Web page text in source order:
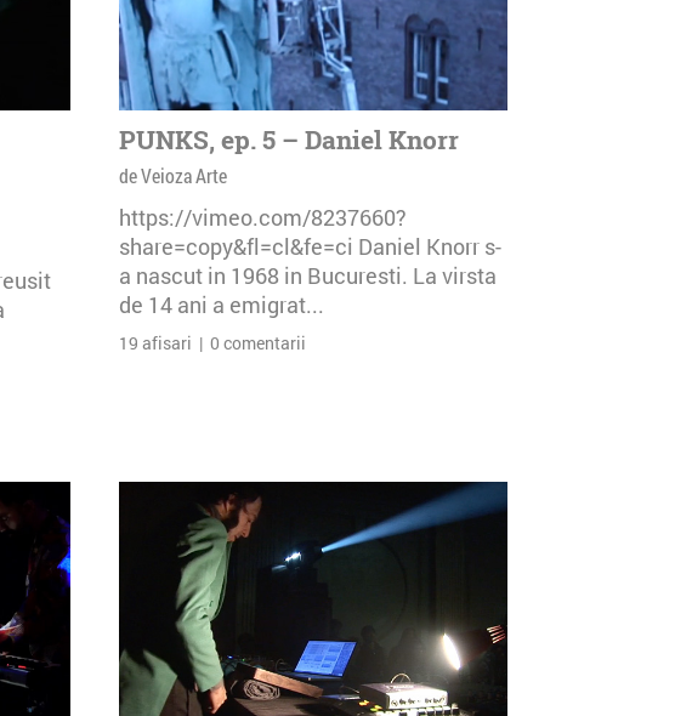
PUNKS, ep. 5 – Daniel Knorr
de Veioza Arte
https://vimeo.com/8237660?
share=copy&fl=cl&fe=ci Daniel Knorr s-
a nascut in 1968 in Bucuresti. La virsta
de 14 ani a emigrat...
19 afisari | 0 comentarii